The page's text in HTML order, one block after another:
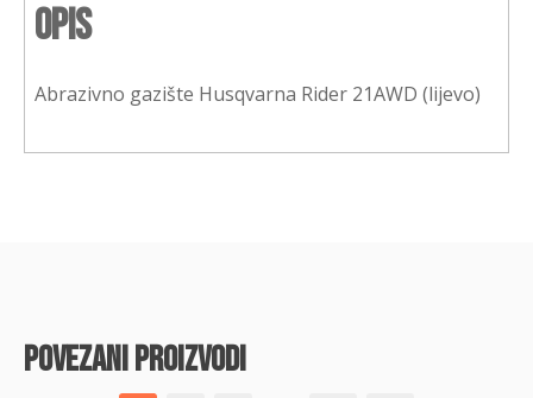
Opis
Abrazivno gazište Husqvarna Rider 21AWD (lijevo)
povezani proizvodi